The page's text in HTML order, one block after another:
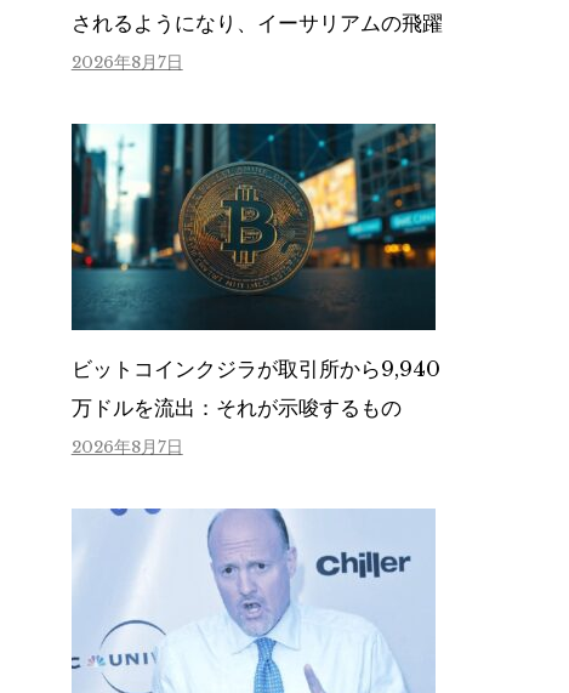
されるようになり、イーサリアムの飛躍
2026年8月7日
ビットコインクジラが取引所から9,940
万ドルを流出：それが示唆するもの
2026年8月7日